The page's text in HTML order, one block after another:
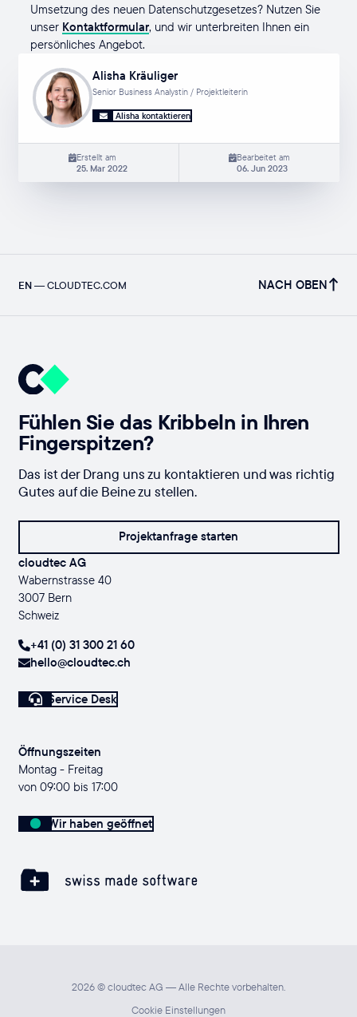
Umsetzung des neuen Datenschutzgesetzes? Nutzen Sie
unser Kontaktformular, und wir unterbreiten Ihnen ein
persönliches Angebot.
Alisha Kräuliger
Senior Business Analystin / Projektleiterin
Alisha kontaktieren
Erstellt am
25. Mar 2022
Bearbeitet am
06. Jun 2023
EN —CLOUDTEC.COM NACH OBEN
Fühlen Sie das Kribbeln in Ihren
Fingerspitzen?
Das ist der Drang uns zu kontaktieren und was richtig
Gutes auf die Beine zu stellen.
Projektanfrage starten
cloudtec AG
Wabernstrasse 40
3007 Bern
Schweiz
+41 (0) 31 300 21 60
hello@cloudtec.ch
Service Desk
Öffnungszeiten
Montag - Freitag
von 09:00 bis 17:00
Wir haben geöffnet
2026 © cloudtec AG — Alle Rechte vorbehalten.
Cookie Einstellungen